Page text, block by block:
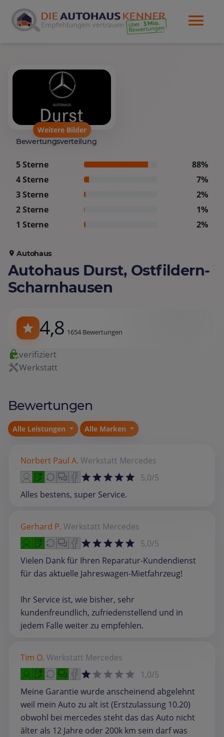
Weitere Bilder
Bewertungsverteilung
5 Sterne
88%
4 Sterne
7%
3 Sterne
2%
2 Sterne
1%
1 Sterne
2%
Autohaus
Autohaus Durst, Ostfildern-
Scharnhausen
4,8 1654 Bewertungen
verifiziert
Werkstatt
Bewertungen
Alle Leistungen Alle Marken
Norbert Paul A. Werkstatt Mercedes
5,0/5
Alles bestens, super Service.
Gerhard P. Werkstatt Mercedes
5,0/5
Vielen Dank für Ihren Reparatur-Kundendienst
für das aktuelle Jahreswagen-Mietfahrzeug!
Ihr Service ist, wie bisher, sehr
kundenfreundlich, zufriedenstellend und in
jedem Falle weiter zu empfehlen.
Tim O. Werkstatt Mercedes
1,0/5
Meine Garantie wurde anscheinend abgelehnt
weil mein Auto zu alt ist (Erstzulassung 10.20)
obwohl bei mercedes steht das das Auto nicht
älter als 12 Jahre oder 200k km sein darf was